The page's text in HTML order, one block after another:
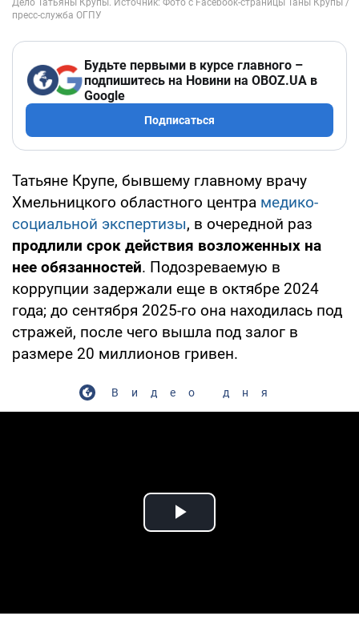
Будьте первыми в курсе главного –
подпишитесь на Новини на OBOZ.UA в
Google
Подписаться
Татьяне Крупе, бывшему главному врачу
Хмельницкого областного центра медико-
социальной экспертизы, в очередной раз
продлили срок действия возложенных на
нее обязанностей. Подозреваемую в
коррупции задержали еще в октябре 2024
года; до сентября 2025-го она находилась под
стражей, после чего вышла под залог в
размере 20 миллионов гривен.
Видео дня
Play Video